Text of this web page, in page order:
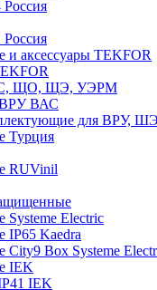
и аксессуары TEKFOR
ЩО, ЩЭ, УЭРМ
ВРУ ВАС
для
Турция
RUVinil
Systeme Electric
IP65 Kaedra
City9 Box Systeme
IEK
IEK